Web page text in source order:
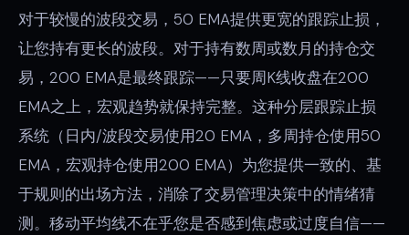
对于较慢的波段交易，50 EMA提供更宽的跟踪止损，
让您持有更长的波段。对于持有数周或数月的持仓交
易，200 EMA是最终跟踪——只要周K线收盘在200
EMA之上，宏观趋势就保持完整。这种分层跟踪止损
系统（日内/波段交易使用20 EMA，多周持仓使用50
EMA，宏观持仓使用200 EMA）为您提供一致的、基
于规则的出场方法，消除了交易管理决策中的情绪猜
测。移动平均线不在乎您是否感到焦虑或过度自信——